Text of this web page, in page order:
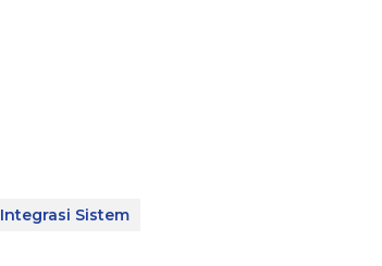
Integrasi Sistem